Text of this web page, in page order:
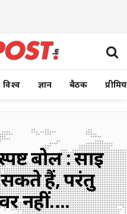
विश्व ज्ञान बैठक
बोल : साई
सकते हैं, परंतु
नहीं….